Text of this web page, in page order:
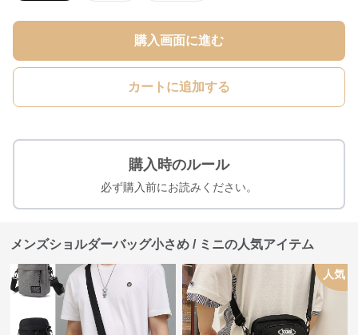
購入画面に進む
カートに追加する
購入時のルール
必ず購入前にお読みください。
メンズショルダーバッグ小さめ / ミニの人気アイテム
人気